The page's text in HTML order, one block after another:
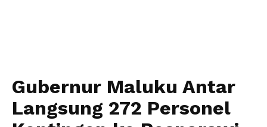
Gubernur Maluku Antar
Langsung 272 Personel